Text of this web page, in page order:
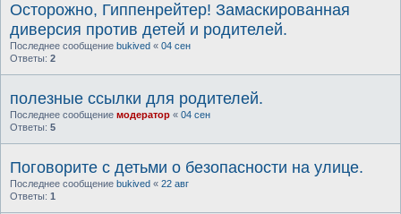
Осторожно, Гиппенрейтер! Замаскированная
диверсия против детей и родителей.
Последнее сообщение bukived « 04 сен
Ответы: 2
полезные ссылки для родителей.
Последнее сообщение модератор « 04 сен
Ответы: 5
Поговорите с детьми о безопасности на улице.
Последнее сообщение bukived « 22 авг
Ответы: 1